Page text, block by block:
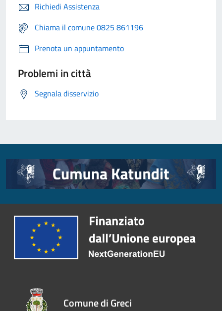
Richiedi Assistenza
Chiama il comune 0825 861196
Prenota un appuntamento
Problemi in città
Segnala disservizio
Comune di Greci